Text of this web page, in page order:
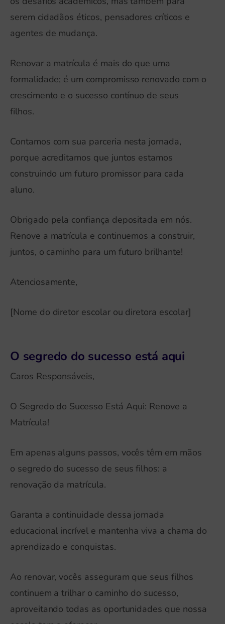
serem cidadãos éticos, pensadores críticos e
agentes de mudança.
Renovar a matrícula é mais do que uma
formalidade; é um compromisso renovado com o
crescimento e o sucesso contínuo de seus
filhos.
Contamos com sua parceria nesta jornada,
porque acreditamos que juntos estamos
construindo um futuro promissor para cada
aluno.
Obrigado pela confiança depositada em nós.
Renove a matrícula e continuemos a construir,
juntos, o caminho para um futuro brilhante!
Atenciosamente,
[Nome do diretor escolar ou diretora escolar]
O segredo do sucesso está aqui
Caros Responsáveis,
O Segredo do Sucesso Está Aqui: Renove a
Matrícula!
Em apenas alguns passos, vocês têm em mãos
o segredo do sucesso de seus filhos: a
renovação da matrícula.
Garanta a continuidade dessa jornada
educacional incrível e mantenha viva a chama do
aprendizado e conquistas.
Ao renovar, vocês asseguram que seus filhos
continuem a trilhar o caminho do sucesso,
aproveitando todas as oportunidades que nossa